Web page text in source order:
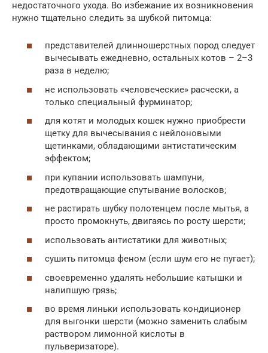
недостаточного ухода. Во избежание их возникновения
нужно тщательно следить за шубкой питомца:
представителей длинношерстных пород следует
вычесывать ежедневно, остальных котов – 2–3
раза в неделю;
не использовать «человеческие» расчески, а
только специальный фурминатор;
для котят и молодых кошек нужно приобрести
щетку для вычесывания с нейлоновыми
щетинками, обладающими антистатическим
эффектом;
при купании использовать шампуни,
предотвращающие спутывание волосков;
не растирать шубку полотенцем после мытья, а
просто промокнуть, двигаясь по росту шерсти;
использовать антистатики для животных;
сушить питомца феном (если шум его не пугает);
своевременно удалять небольшие катышки и
налипшую грязь;
во время линьки использовать кондиционер
для выгонки шерсти (можно заменить слабым
раствором лимонной кислоты в
пульверизаторе).